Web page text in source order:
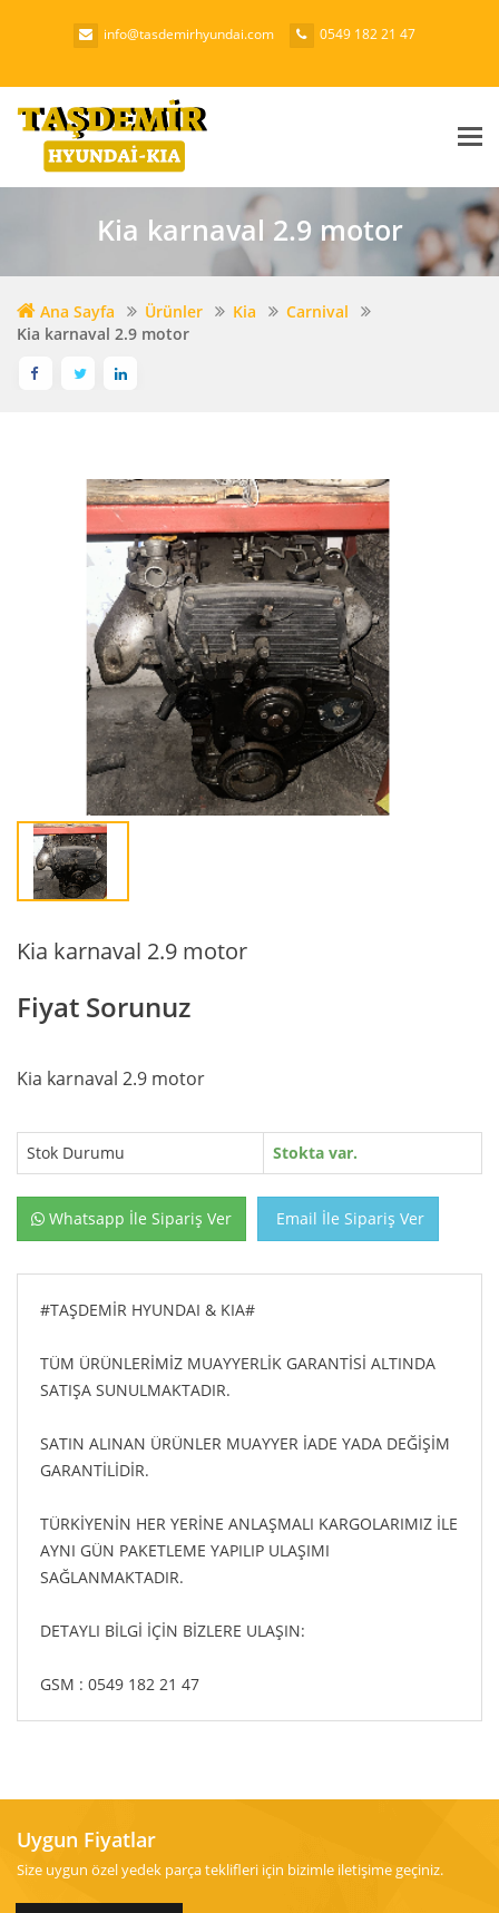
info@tasdemirhyundai.com 0549 182 21 47
Kia karnaval 2.9 motor
Ana Sayfa Ürünler Kia
Carnival
Kia karnaval 2.9 motor
Kia karnaval 2.9 motor
Fiyat Sorunuz
Kia karnaval 2.9 motor
Stok Durumu Stokta var.
Whatsapp İle Sipariş Ver Email İle Sipariş Ver
#TAŞDEMİR HYUNDAI & KIA#
TÜM ÜRÜNLERİMİZ MUAYYERLİK GARANTİSİ ALTINDA
SATIŞA SUNULMAKTADIR.
SATIN ALINAN ÜRÜNLER MUAYYER İADE YADA DEĞİŞİM
GARANTİLİDİR.
TÜRKİYENİN HER YERİNE ANLAŞMALI KARGOLARIMIZ İLE
AYNI GÜN PAKETLEME YAPILIP ULAŞIMI
SAĞLANMAKTADIR.
DETAYLI BİLGİ İÇİN BİZLERE ULAŞIN:
GSM : 0549 182 21 47
Uygun Fiyatlar
Size uygun özel yedek parça teklifleri için bizimle iletişime geçiniz.